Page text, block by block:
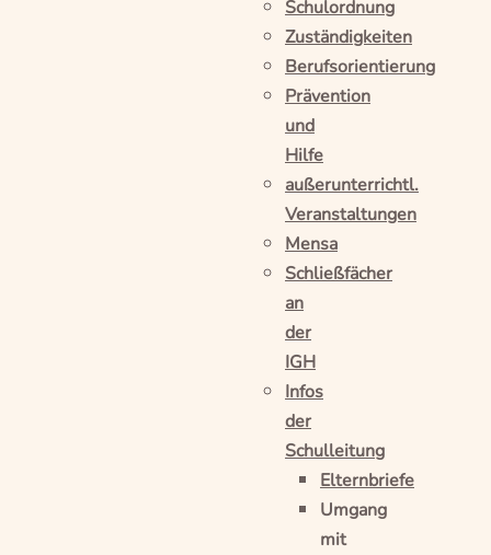
Schulordnung
Zuständigkeiten
Berufsorientierung
Prävention
und
Hilfe
außerunterrichtl.
Veranstaltungen
Mensa
Schließfächer
an
der
IGH
Infos
der
Schulleitung
Elternbriefe
Umgang
mit